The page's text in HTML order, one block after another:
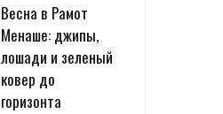
Весна в Рамот
Менаше: джипы,
лошади и зеленый
ковер до
горизонта